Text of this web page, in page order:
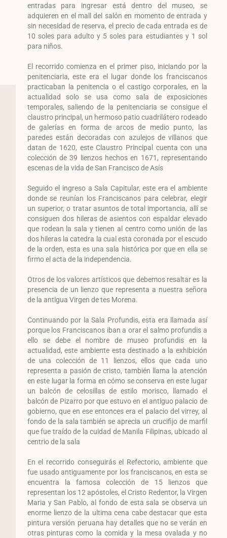
entradas para ingresar está dentro del museo, se
adquieren en el mall del salón en momento de entrada y
sin necesidad de reserva, el precio de cada entrada es de
10 soles para adulto y 5 soles para estudiantes y 1 sol
para niños.
El recorrido comienza en el primer piso, iniciando por la
penitenciaria, este era el lugar donde los franciscanos
practicaban la penitencia o el castigo corporales, en la
actualidad solo se usa como sala de exposiciones
temporales, saliendo de la penitenciaria se consigue el
claustro principal, un hermoso patio cuadrilátero rodeado
de galerías en forma de arcos de medio punto, las
paredes están decoradas con azulejos de villanos que
datan de 1620, este Claustro Principal cuenta con una
colección de 39 lienzos hechos en 1671, representando
escenas de la vida de San Francisco de Asís
Seguido el ingreso a Sala Capitular, este era el ambiente
donde se reunían los Franciscanos para celebrar, elegir
un superior, o tratar asuntos de total importancia, allí se
consiguen dos hileras de asientos con espaldar elevado
que rodean la sala y tienen al centro como unión de las
dos hileras la catedra la cual esta coronada por el escudo
de la orden, esta es una sala histórica por que en ella se
firmo el acta de la independencia.
Otros de los valores artísticos que debemos resaltar es la
presencia de un lienzo que representa a nuestra señora
de la antigua Virgen de tes Morena.
Continuando por la Sala Profundis, esta era llamada así
porque los Franciscanos iban a orar el salmo profundis a
ello se debe el nombre de museo profundis en la
actualidad, este ambiente esta destinado a la exhibición
de una colección de 11 lienzos, ellos que cada uno
representa a pasión de cristo, también llama la atención
en este lugar la forma en cómo se conserva en este lugar
un balcón de celosillas de estilo morisco, llamado el
balcón de Pizarro por que estuvo en el antiguo palacio de
gobierno, que en ese entonces era el palacio del virrey, al
fondo de la sala también se aprecia un crucifijo de marfil
que fue traído de la cuidad de Manila Filipinas, ubicado al
centrio de la sala
En el recorrido conseguirás el Refectorio, ambiente que
fue usado antiguamente por los franciscanos, en esta se
encuentra la famosa colección de 15 lienzos que
representan los 12 apóstoles, el Cristo Redentor, la Virgen
Maria y San Pablo, al fondo de esta sala se observa un
enorme lienzo de la ultima cena cabe destacar que esta
pintura versión peruana hay detalles que no se verán en
otras pinturas como la comida y la mesa ovalada y no